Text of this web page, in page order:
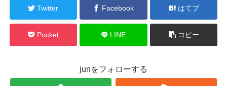
Twitter Facebook はてブ
Pocket LINE コピー
junをフォローする